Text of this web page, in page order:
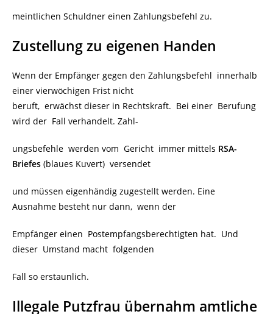
meintlichen Schuldner einen Zahlungsbefehl zu.
Zustellung zu eigenen Handen
Wenn der Empfänger gegen den Zahlungsbefehl innerhalb
einer vierwöchigen Frist nicht
beruft, erwächst dieser in Rechtskraft. Bei einer Berufung
wird der Fall verhandelt. Zahl-
ungsbefehle werden vom Gericht immer mittels RSA-
Briefes (blaues Kuvert) versendet
und müssen eigenhändig zugestellt werden. Eine
Ausnahme besteht nur dann, wenn der
Empfänger einen Postempfangsberechtigten hat. Und
dieser Umstand macht folgenden
Fall so erstaunlich.
Illegale Putzfrau übernahm amtliche